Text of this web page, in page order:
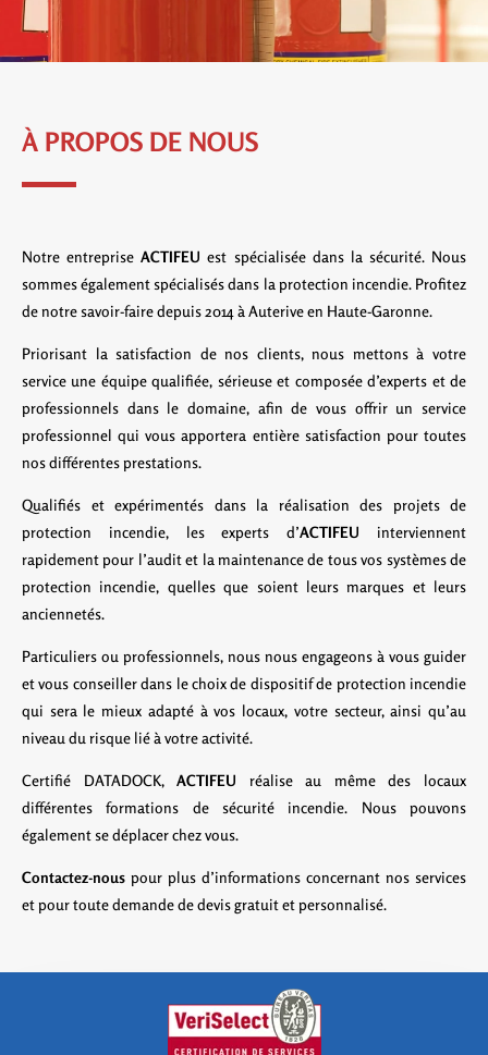
À PROPOS DE NOUS
Notre entreprise ACTIFEUest spécialisée dans la sécurité. Nous
sommes également spécialisés dans la protection incendie. Profitez
de notre savoir-faire depuis 2014 à Auterive en Haute-Garonne.
Priorisant la satisfaction de nos clients, nous mettons à votre
service une équipe qualifiée, sérieuse et composée d’experts et de
professionnels dans le domaine, afin de vous offrir un service
professionnel qui vous apportera entière satisfaction pour toutes
nos différentes prestations.
Qualifiés et expérimentés dans la réalisation des projets de
protection incendie, les experts d’ACTIFEU interviennent
rapidement pour l’audit et la maintenance de tous vos systèmes de
protection incendie, quelles que soient leurs marques et leurs
anciennetés.
Particuliers ou professionnels, nous nous engageons à vous guider
et vous conseiller dans le choix de dispositif de protection incendie
qui sera le mieux adapté à vos locaux, votre secteur, ainsi qu’au
niveau du risque lié à votre activité.
Certifié DATADOCK,ACTIFEU réalise au même des locaux
différentes formations de sécurité incendie. Nous pouvons
également se déplacer chez vous.
Contactez-nous pour plus d’informations concernant nos services
et pour toute demande de devis gratuit et personnalisé.